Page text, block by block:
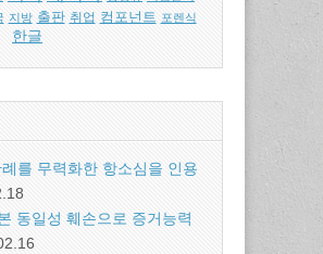
지방 출판 취업 컴포넌트 포렌식
한글
를 무력화한 항소심을 인용
동일성 훼손으로 증거능력